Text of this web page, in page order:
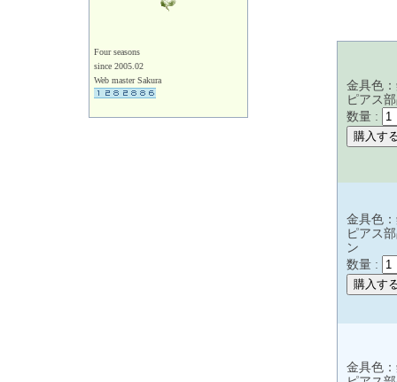
Four seasons
since 2005.02
Web master Sakura
金具色
ピアス
数量 :
金具色
ピアス
ン
数量 :
金具色